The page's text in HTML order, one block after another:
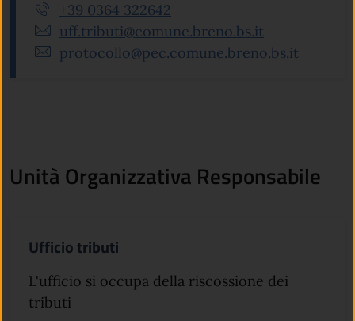
+39 0364 322642
uff.tributi@comune.breno.bs.it
protocollo@pec.comune.breno.bs.it
Unità Organizzativa Responsabile
Ufficio tributi
L'ufficio si occupa della riscossione dei
tributi